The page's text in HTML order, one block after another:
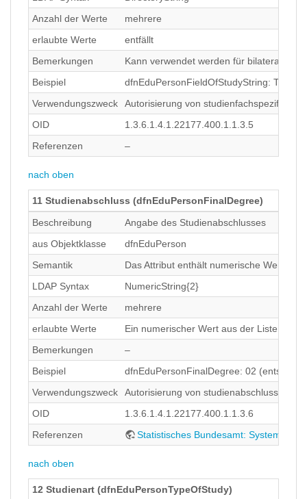
Anzahl der Werte
mehrere
erlaubte Werte
entfällt
Bemerkungen
Kann verwendet werden für bilaterale
Beispiel
dfnEduPersonFieldOfStudyString:
Verwendungszweck
Autorisierung von
OID
1.3.6.1.4.1.22177.400.1.1.3.5
Referenzen
–
nach oben
11 Studienabschluss (dfnEduPersonFinalDegree)
Beschreibung
Angabe des Studienabschlusses
aus Objektklasse
dfnEduPerson
Semantik
Das Attribut enthält numerische Werte
LDAP Syntax
NumericString{2}
Anzahl der Werte
mehrere
erlaubte Werte
Ein numerischer Wert aus der Liste des
Bemerkungen
–
Beispiel
dfnEduPersonFinalDegree: 02
Verwendungszweck
Autorisierung von
OID
1.3.6.1.4.1.22177.400.1.1.3.6
Referenzen
Statistisches Bundesamt: Systematik
nach oben
12 Studienart (dfnEduPersonTypeOfStudy)